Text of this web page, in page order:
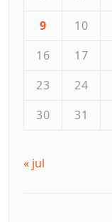
9
10
16
17
23
24
30
31
« jul